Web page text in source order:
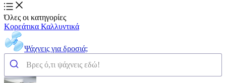
Όλες οι κατηγορίες
Κορεάτικα Καλλυντικά
Ψάχνεις για δροσιά;